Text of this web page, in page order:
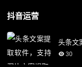
抖音运营
头条文
30